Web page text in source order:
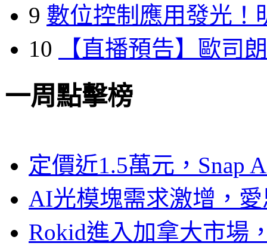
9 數位控制應用發光！
10
【直播預告】歐司
一周點擊榜
定價近1.5萬元，Snap
AI光模塊需求激增，
Rokid進入加拿大市場